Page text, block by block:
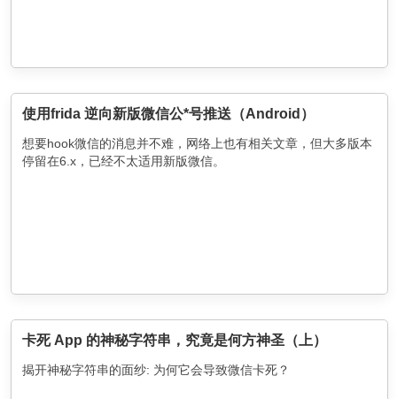
使用frida 逆向新版微信公*号推送（Android）
想要hook微信的消息并不难，网络上也有相关文章，但大多版本
停留在6.x，已经不太适用新版微信。
卡死 App 的神秘字符串，究竟是何方神圣（上）
揭开神秘字符串的面纱: 为何它会导致微信卡死？